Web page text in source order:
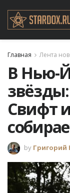
Главная Лента
В Нью-
Свифт
by Григорий